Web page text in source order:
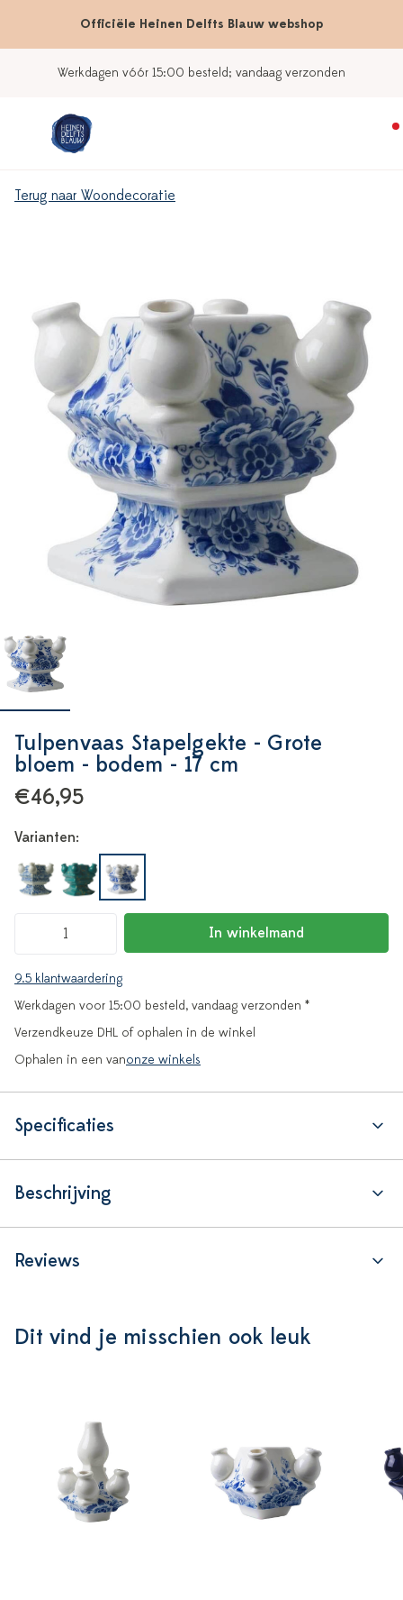
Officiële Heinen Delfts Blauw webshop
Werkdagen vóór 15:00 besteld; vandaag verzonden
Terug naar Woondecoratie
Tulpenvaas Stapelgekte - Grote
bloem - bodem - 17 cm
€46,95
Varianten:
In winkelmand
9.5 klantwaardering
Werkdagen voor 15:00 besteld, vandaag verzonden *
Verzendkeuze DHL of ophalen in de winkel
Ophalen in een vanonze winkels
Specificaties
Beschrijving
Reviews
Dit vind je misschien ook leuk